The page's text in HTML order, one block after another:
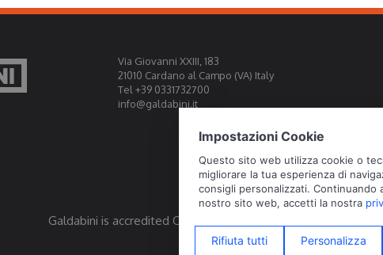
Via Giovanni XXIII, 183
21010 Cardano al Campo (VA) Italy
Tel +39 0331732700
info@galdabini.it
Galdabini is accredited Official Calibration Centre EA, IAF, ILAC